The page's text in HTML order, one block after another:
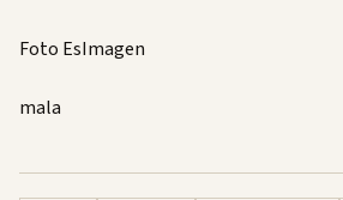
Foto EsImagen
mala